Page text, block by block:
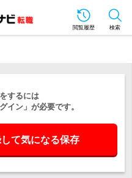
閲覧履歴 検索
するには
イン」が必要です。
て気になる保存